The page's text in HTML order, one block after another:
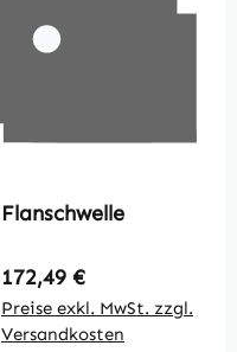
Flanschwelle
Regulärer Preis:
172,49 €
Preise exkl. MwSt. zzgl.
Versandkosten